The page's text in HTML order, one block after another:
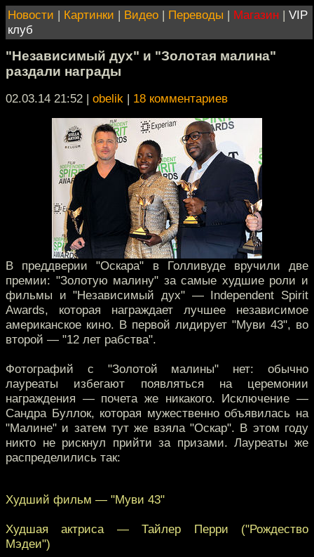
Новости | Картинки | Видео | Переводы | Магазин | VIP
клуб
"Независимый дух" и "Золотая малина"
раздали награды
02.03.14 21:52 | obelik | 18 комментариев
В преддверии "Оскара" в Голливуде вручили две
премии: "Золотую малину" за самые худшие роли и
фильмы и "Независимый дух" — Independent Spirit
Awards, которая награждает лучшее независимое
американское кино. В первой лидирует "Муви 43", во
второй — "12 лет рабства".
Фотографий с "Золотой малины" нет: обычно
лауреаты избегают появляться на церемонии
награждения — почета же никакого. Исключение —
Сандра Буллок, которая мужественно объявилась на
"Малине" и затем тут же взяла "Оскар". В этом году
никто не рискнул прийти за призами. Лауреаты же
распределились так:
Худший фильм — "Муви 43"
Худшая актриса — Тайлер Перри ("Рождество
Мэдеи")